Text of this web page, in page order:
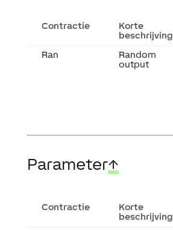
Contractie
Korte
beschrijving
Ran
Random
output
Parameter↑
Contractie
Korte
beschrijving